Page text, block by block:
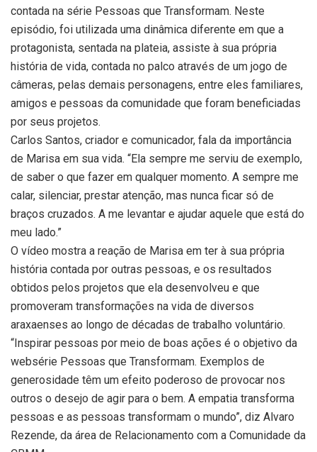
contada na série Pessoas que Transformam. Neste
episódio, foi utilizada uma dinâmica diferente em que a
protagonista, sentada na plateia, assiste à sua própria
história de vida, contada no palco através de um jogo de
câmeras, pelas demais personagens, entre eles familiares,
amigos e pessoas da comunidade que foram beneficiadas
por seus projetos.
Carlos Santos, criador e comunicador, fala da importância
de Marisa em sua vida. “Ela sempre me serviu de exemplo,
de saber o que fazer em qualquer momento. A sempre me
calar, silenciar, prestar atenção, mas nunca ficar só de
braços cruzados. A me levantar e ajudar aquele que está do
meu lado.”
O vídeo mostra a reação de Marisa em ter à sua própria
história contada por outras pessoas, e os resultados
obtidos pelos projetos que ela desenvolveu e que
promoveram transformações na vida de diversos
araxaenses ao longo de décadas de trabalho voluntário.
“Inspirar pessoas por meio de boas ações é o objetivo da
websérie Pessoas que Transformam. Exemplos de
generosidade têm um efeito poderoso de provocar nos
outros o desejo de agir para o bem. A empatia transforma
pessoas e as pessoas transformam o mundo”, diz Alvaro
Rezende, da área de Relacionamento com a Comunidade da